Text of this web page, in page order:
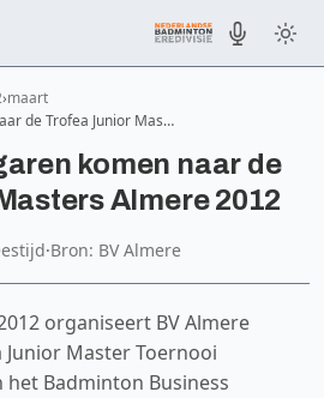
maart
de Trofea Junior Mas…
komen naar de
Almere 2012
·Bron: BV Almere
organiseert BV Almere
Master Toernooi
Badminton Business